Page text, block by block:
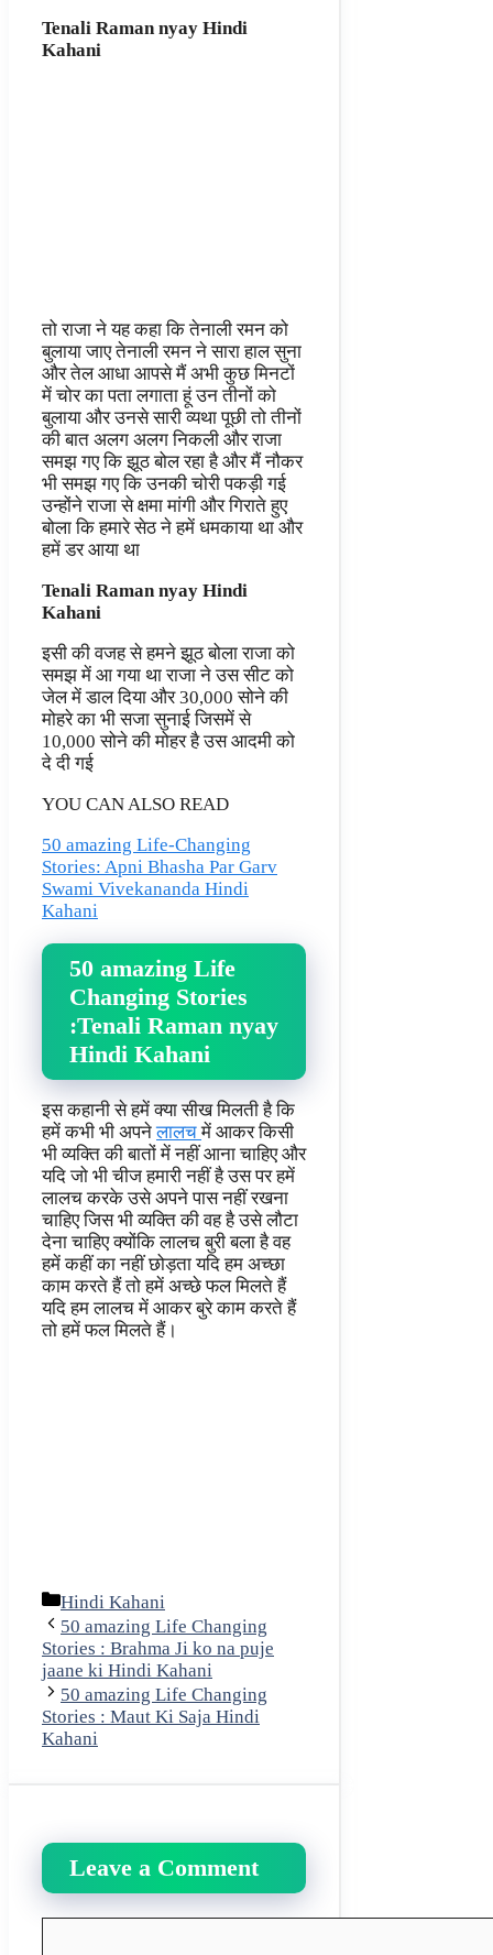
Tenali Raman nyay Hindi
Kahani
तो राजा ने यह कहा कि तेनाली रमन को
बुलाया जाए तेनाली रमन ने सारा हाल सुना
और तेल आधा आपसे मैं अभी कुछ मिनटों
में चोर का पता लगाता हूं उन तीनों को
बुलाया और उनसे सारी व्यथा पूछी तो तीनों
की बात अलग अलग निकली और राजा
समझ गए कि झूठ बोल रहा है और मैं नौकर
भी समझ गए कि उनकी चोरी पकड़ी गई
उन्होंने राजा से क्षमा मांगी और गिराते हुए
बोला कि हमारे सेठ ने हमें धमकाया था और
हमें डर आया था
Tenali Raman nyay Hindi
Kahani
इसी की वजह से हमने झूठ बोला राजा को
समझ में आ गया था राजा ने उस सीट को
जेल में डाल दिया और 30,000 सोने की
मोहरे का भी सजा सुनाई जिसमें से
10,000 सोने की मोहर है उस आदमी को
दे दी गई
YOU CAN ALSO READ
50 amazing Life-Changing
Stories: Apni Bhasha Par Garv
Swami Vivekananda Hindi
Kahani
50 amazing Life
Changing Stories
:Tenali Raman nyay
Hindi Kahani
इस कहानी से हमें क्या सीख मिलती है कि
हमें कभी भी अपनेलालचमें आकर किसी
भी व्यक्ति की बातों में नहीं आना चाहिए और
यदि जो भी चीज हमारी नहीं है उस पर हमें
लालच करके उसे अपने पास नहीं रखना
चाहिए जिस भी व्यक्ति की वह है उसे लौटा
देना चाहिए क्योंकि लालच बुरी बला है वह
हमें कहीं का नहीं छोड़ता यदि हम अच्छा
काम करते हैं तो हमें अच्छे फल मिलते हैं
यदि हम लालच में आकर बुरे काम करते हैं
तो हमें फल मिलते हैं।
Categories
Hindi Kahani
50 amazing Life Changing
Stories : Brahma Ji ko na puje
jaane ki Hindi Kahani
50 amazing Life Changing
Stories : Maut Ki Saja Hindi
Kahani
Leave a Comment